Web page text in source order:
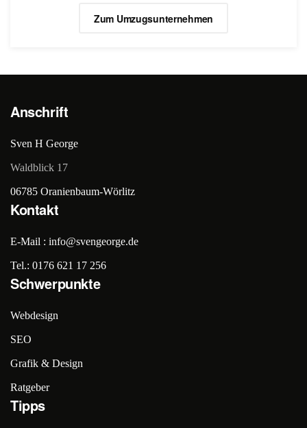
Zum Umzugsunternehmen
Anschrift
Sven H George
Waldblick 17
06785 Oranienbaum-Wörlitz
Kontakt
E-Mail : info@svengeorge.de
Tel.: 0176 621 17 256
Schwerpunkte
Webdesign
SEO
Grafik & Design
Ratgeber
Tipps